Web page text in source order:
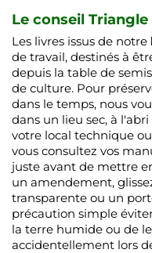
Le conseil
Les livres issus de notre
de travail, destinés à
depuis la table de
de culture. Pour
dans le temps, nous
dans un lieu sec, à
votre local technique
vous consultez vos
juste avant de mettre
un amendement,
transparente ou un
précaution simple
la terre humide ou de
accidentellement lors